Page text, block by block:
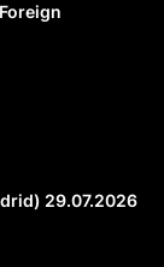
29.07.2026